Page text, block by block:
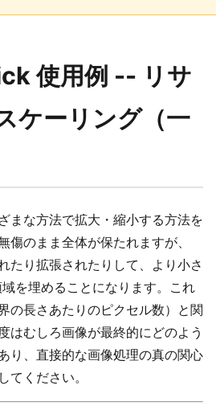
使用例 -- リサ
ケーリング（一
まな方法で拡大・縮小する方法を
傷のまま全体が保たれますが、
たり拡張されたりして、より小さ
を埋めることになります。これ
の長さあたりのピクセル数）と関
はむしろ画像が最終的にどのよう
り、直接的な画像処理の真の関心
てください。